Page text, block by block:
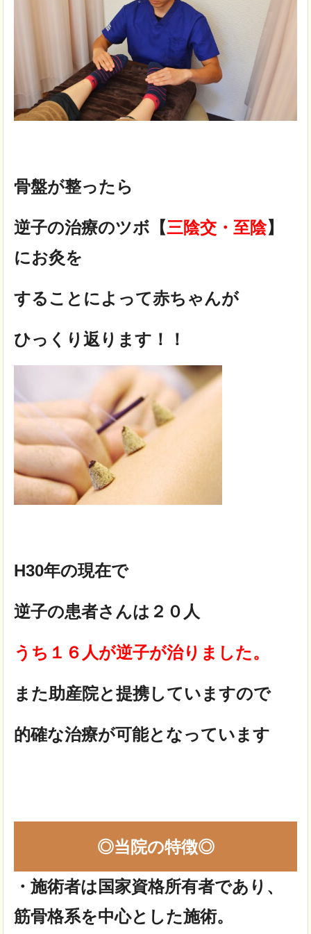
骨盤が整ったら
逆子の治療のツボ【三陰交・至陰】
にお灸を
することによって赤ちゃんが
ひっくり返ります！！
H30年の現在で
逆子の患者さんは２０人
うち１６人が逆子が治りました。
また助産院と提携していますので
的確な治療が可能となっています
◎当院の特徴◎
・施術者は国家資格所有者であり、
筋骨格系を中心とした施術。